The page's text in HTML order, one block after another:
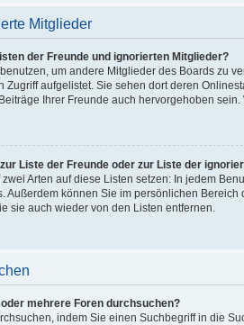
Mitglieder
der Freunde und ignorierten Mitglieder?
um andere Mitglieder des Boards zu
Zugriff aufgelistet. Sie sehen dort deren
Ihrer Freunde auch hervorgehoben
Liste der Freunde oder zur Liste der
Arten auf diese Listen setzen: In jedem
Außerdem können Sie im persönlichen
sie auch wieder von den Listen entfernen.
mehrere Foren durchsuchen?
indem Sie einen Suchbegriff in die